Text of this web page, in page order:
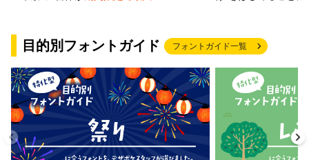
目的別フォントガイド フォントガイド一覧